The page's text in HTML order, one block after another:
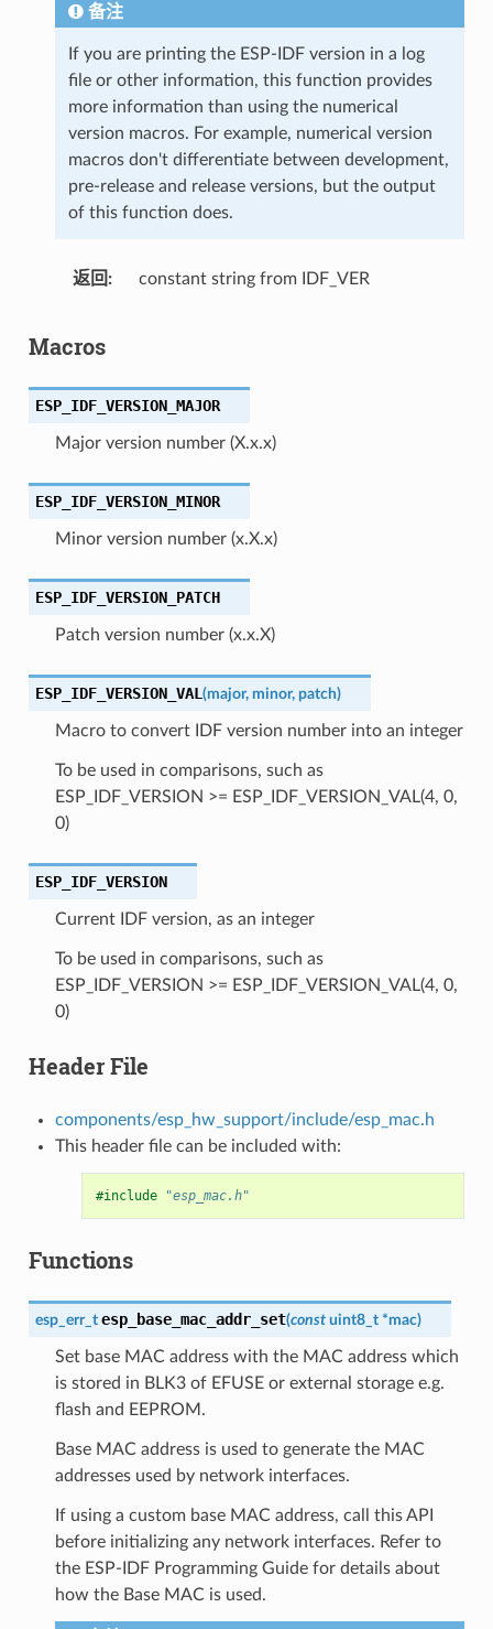
备注
If you are printing the ESP-IDF version in a log
file or other information, this function provides
more information than using the numerical
version macros. For example, numerical version
macros don't differentiate between development,
pre-release and release versions, but the output
of this function does.
返回 constant string from IDF_VER
Macros
ESP_IDF_VERSION_MAJOR
Major version number (X.x.x)
ESP_IDF_VERSION_MINOR
Minor version number (x.X.x)
ESP_IDF_VERSION_PATCH
Patch version number (x.x.X)
ESP_IDF_VERSION_VAL (major, minor, patch)
Macro to convert IDF version number into an integer
To be used in comparisons, such as
ESP_IDF_VERSION >= ESP_IDF_VERSION_VAL(4, 0,
0)
ESP_IDF_VERSION
Current IDF version, as an integer
To be used in comparisons, such as
ESP_IDF_VERSION >= ESP_IDF_VERSION_VAL(4, 0,
0)
Header File
components/esp_hw_support/include/esp_mac.h
This header file can be included with:
#include "esp_mac.h"
Functions
esp_err_t esp_base_mac_addr_set(const uint8_t *mac)
Set base MAC address with the MAC address which
is stored in BLK3 of EFUSE or external storage e.g.
flash and EEPROM.
Base MAC address is used to generate the MAC
addresses used by network interfaces.
If using a custom base MAC address, call this API
before initializing any network interfaces. Refer to
the ESP-IDF Programming Guide for details about
how the Base MAC is used.